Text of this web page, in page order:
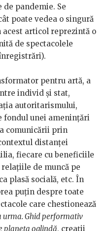
pandemie. Se
poate vedea o singură
acest articol reprezintă o
de spectacolele
pentru artă, a
individ și stat,
autoritarismului,
fondul unei amenințări
comunicării prin
distanței
fiecare cu beneficiile
de muncă pe
plasă socială, etc. În
puțin despre toate
care chestionează
urma. Ghid performativ
planeta oglindă, creații